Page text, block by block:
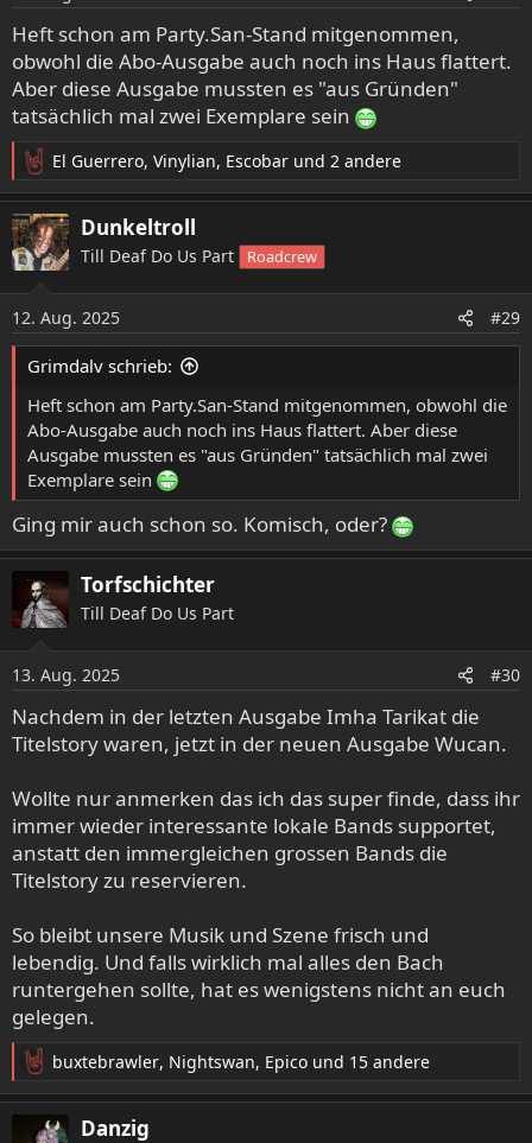
e
n
:
Heft schon am Party.San-Stand mitgenommen,
obwohl die Abo-Ausgabe auch noch ins Haus flattert.
Aber diese Ausgabe mussten es "aus Gründen"
tatsächlich mal zwei Exemplare sein
R
e
a
k
t
n
e
n
El Guerrero, Vinylian, Escobar und 2 andere
Dunkeltroll
Till Deaf Do Us Part Roadcrew
12. Aug. 2025 #29
Grimdalv schrieb:
Heft schon am Party.San-Stand mitgenommen, obwohl die
Abo-Ausgabe auch noch ins Haus flattert. Aber diese
Ausgabe mussten es "aus Gründen" tatsächlich mal zwei
Exemplare sein
Ging mir auch schon so. Komisch, oder?
Torfschichter
Till Deaf Do Us Part
13. Aug. 2025 #30
Nachdem in der letzten Ausgabe Imha Tarikat die
Titelstory waren, jetzt in der neuen Ausgabe Wucan.
Wollte nur anmerken das ich das super finde, dass ihr
immer wieder interessante lokale Bands supportet,
anstatt den immergleichen grossen Bands die
Titelstory zu reservieren.
So bleibt unsere Musik und Szene frisch und
lebendig. Und falls wirklich mal alles den Bach
runtergehen sollte, hat es wenigstens nicht an euch
gelegen.
R
e
a
buxtebrawler, Nightswan, Epico und 15 andere
Danzig